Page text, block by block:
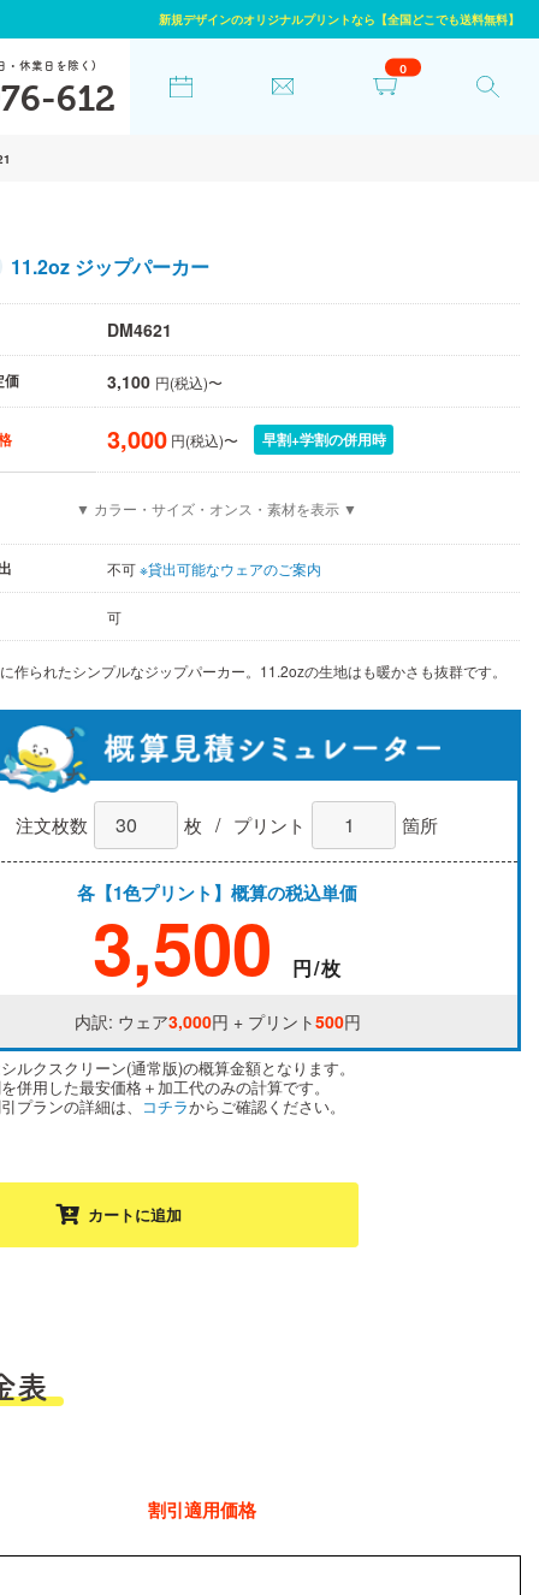
新規デザインのオリジナルプリントなら【全国どこでも送料無料】
0
・休業日を除く)
612
11.2oz ジップパーカー
DM4621
価 3,100 円(税込)〜
3,000 円(税込)〜 早割+学割の併用時
▼ カラー・サイズ・オンス・素材を表示 ▼
不可※貸出可能なウェアのご案内
可
作られたシンプルなジップパーカー。11.2ozの生地はも暖かさも抜群です。
注文枚数 枚 / プリント 箇所
各【1色プリント】概算の税込単価
3,500 円/枚
内訳: ウェア3,000円 + プリント500円
ルクスクリーン(通常版)の概算金額となります。
併用した最安価格＋加工代のみの計算です。
プランの詳細は、 コチラからご確認ください。
カートに追加
表
割引適用価格